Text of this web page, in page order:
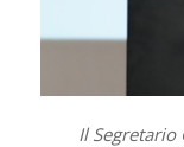
Il Segretario